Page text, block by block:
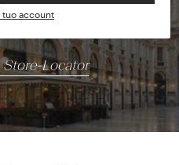
tuo account
boutique
Store-Locator